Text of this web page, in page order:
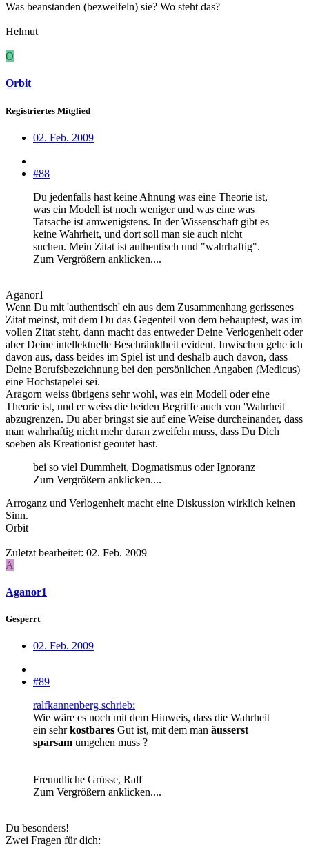
Was beanstanden (bezweifeln) sie? Wo steht das?
Helmut
O
Orbit
Registriertes Mitglied
02. Feb. 2009
#88
Du jedenfalls hast keine Ahnung was eine Theorie ist,
was ein Modell ist noch weniger und was eine was
Tatsache ist amwenigstens. In der Wissenschaft gibt es
keine Wahrheit, und dort soll man sie auch nicht
suchen. Mein Zitat ist authentisch und "wahrhaftig".
Zum Vergrößern anklicken....
Aganor1
Wenn Du mit 'authentisch' ein aus dem Zusammenhang gerissenes
Zitat meinst, mit dem Du das Gegenteil von dem behauptest, was im
vollen Zitat steht, dann macht das entweder Deine Verlogenheit oder
aber Deine intellektuelle Beschränktheit evident. Inwischen gehe ich
davon aus, dass beides im Spiel ist und deshalb auch davon, dass
Deine Berufsbezeichnung bei den persönlichen Angaben (Medicus)
eine Hochstapelei sei.
Aragorn weiss übrigens sehr wohl, was ein Modell oder eine
Theorie ist, und er weiss die beiden Begriffe auch von 'Wahrheit'
abzugrenzen. Du aber bringst sie auf eine Weise durcheinander, dass
man wahrhaftig nicht mehr daran zweifeln muss, dass Du Dich
soeben als Kreationist geoutet hast.
bei so viel Dummheit, Dogmatismus oder Ignoranz
Zum Vergrößern anklicken....
Arroganz und Verlogenheit macht eine Diskussion wirklich keinen
Sinn.
Orbit
Zuletzt bearbeitet: 02. Feb. 2009
A
Aganor1
Gesperrt
02. Feb. 2009
#89
ralfkannenberg schrieb:
Wie wäre es noch mit dem Hinweis, dass die Wahrheit
ein sehrkostbares Gut ist, mit dem man äusserst
sparsam umgehen muss ?
Freundliche Grüsse, Ralf
Zum Vergrößern anklicken....
Du besonders!
Zwei Fragen für dich: